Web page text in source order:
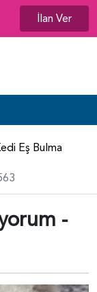
İlan Ver
Eş Bulma
-